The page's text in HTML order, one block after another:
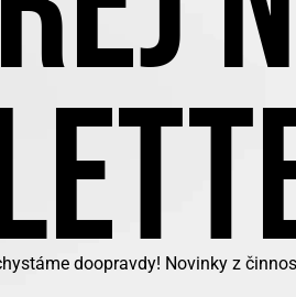
doopravdy! Novinky z